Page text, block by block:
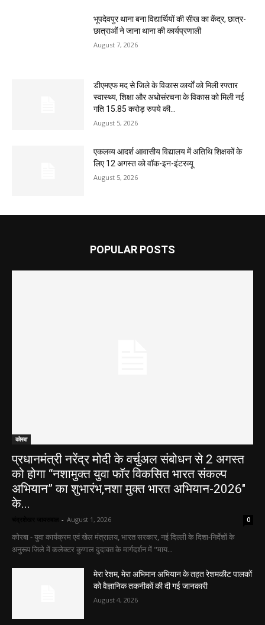
भूपदेवपुर थाना बना विद्यार्थियों की सीख का केंद्र, छात्र-
छात्राओं ने जाना थाना की कार्यप्रणाली
August 7, 2026
डीएमएफ मद से जिले के विकास कार्यों को मिली रफ्तार
स्वास्थ्य, शिक्षा और अधोसंरचना के विकास को मिली नई
गति 15.85 करोड़ रुपये की...
August 5, 2026
एकलव्य आदर्श आवासीय विद्यालय में अतिथि शिक्षकों के
लिए 12 अगस्त को वॉक-इन-इंटरव्यू
August 5, 2026
POPULAR POSTS
कोरबा
प्रधानमंत्री नरेंद्र मोदी के वर्चुअल संबोधन से 2 अगस्त
को होगा “नशामुक्त युवा फॉर विकसित भारत संकल्प
अभियान” का शुभारंभ,नशा मुक्त भारत अभियान-2026″
के...
- August 1, 2026 0
कोरबा - युवा कार्यक्रम एवं खेल मंत्रालय, भारत सरकार, नई दिल्ली के दिशा-निर्देशों के
अनुरूप जिले में कलेक्टर कुणाल दुदावत के मार्गदर्शन में "माय...
मेरा रेशम, मेरा अभिमान अभियान के तहत रेशमकीट पालकों
को वैज्ञानिक तकनीकों की दी गई जानकारी
August 4, 2026